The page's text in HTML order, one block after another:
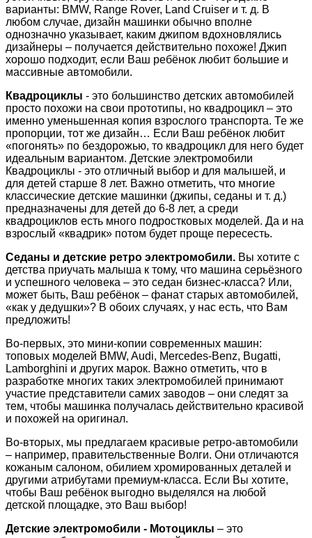
варианты: BMW, Range Rover, Land Cruiser и т. д. В
любом случае, дизайн машинки обычно вполне
однозначно указывает, каким джипом вдохновлялись
дизайнеры – получается действительно похоже! Джип
хорошо подходит, если Ваш ребёнок любит большие и
массивные автомобили.
Квадроциклы - это большинство детских автомобилей
просто похожи на свои прототипы, но квадроцикл – это
именно уменьшенная копия взрослого транспорта. Те же
пропорции, тот же дизайн… Если Ваш ребёнок любит
«погонять» по бездорожью, то квадроцикл для него будет
идеальным вариантом. Детские электромобили
Квадроциклы - это отличный выбор и для малышей, и
для детей старше 8 лет. Важно отметить, что многие
классические детские машинки (джипы, седаны и т. д.)
предназначены для детей до 6-8 лет, а среди
квадроциклов есть много подростковых моделей. Да и на
взрослый «квадрик» потом будет проще пересесть.
Седаны и детские ретро электромобили. Вы хотите с
детства приучать малыша к тому, что машина серьёзного
и успешного человека – это седан бизнес-класса? Или,
может быть, Ваш ребёнок – фанат старых автомобилей,
«как у дедушки»? В обоих случаях, у нас есть, что Вам
предложить!
Во-первых, это мини-копии современных машин:
топовых моделей BMW, Audi, Mercedes-Benz, Bugatti,
Lamborghini и других марок. Важно отметить, что в
разработке многих таких электромобилей принимают
участие представители самих заводов – они следят за
тем, чтобы машинка получалась действительно красивой
и похожей на оригинал.
Во-вторых, мы предлагаем красивые ретро-автомобили
– например, правительственные Волги. Они отличаются
кожаным салоном, обилием хромированных деталей и
другими атрибутами премиум-класса. Если Вы хотите,
чтобы Ваш ребёнок выгодно выделялся на любой
детской площадке, это Ваш выбор!
Детские электромобили - Мотоциклы – это